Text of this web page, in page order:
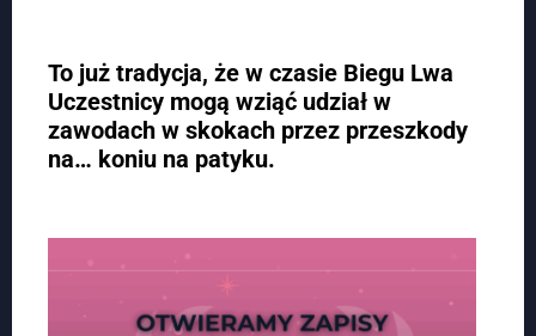
To już tradycja, że w czasie Biegu Lwa
Uczestnicy mogą wziąć udział w
zawodach w skokach przez przeszkody
na… koniu na patyku.